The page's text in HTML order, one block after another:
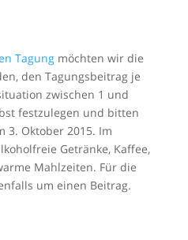
Tagungmöchten wir die
den Tagungsbeitrag je
zwischen 1 und
festzulegen und bitten
3. Oktober 2015. Im
Getränke, Kaffee,
Mahlzeiten. Für die
um einen Beitrag.